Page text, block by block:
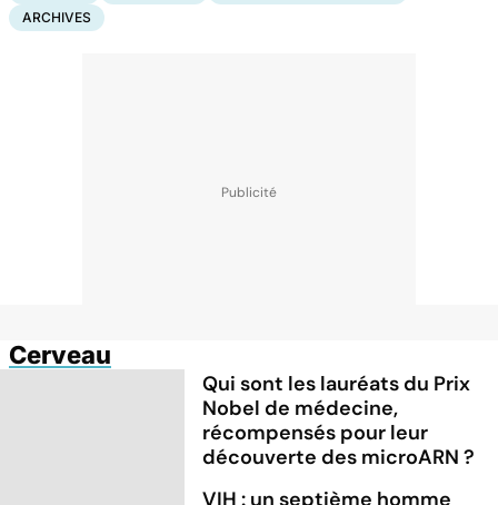
ARCHIVES
Cerveau
Qui sont les lauréats du Prix
Nobel de médecine,
récompensés pour leur
découverte des microARN ?